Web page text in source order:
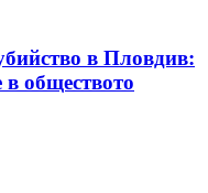
в Пловдив:
обществото